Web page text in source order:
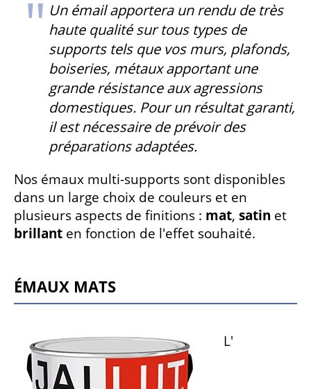
Un émail apportera un rendu de très
haute qualité sur tous types de
supports tels que vos murs, plafonds,
boiseries, métaux apportant une
grande résistance aux agressions
domestiques. Pour un résultat garanti,
il est nécessaire de prévoir des
préparations adaptées.
Nos émaux multi-supports sont disponibles
dans un large choix de couleurs et en
plusieurs aspects de finitions : mat, satin et
brillant en fonction de l'effet souhaité.
Émaux mats
L'